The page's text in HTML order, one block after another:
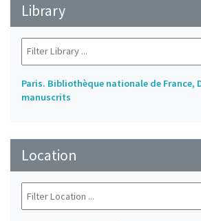
Library
Paris. Bibliothèque nationale de France,
manuscrits
Location